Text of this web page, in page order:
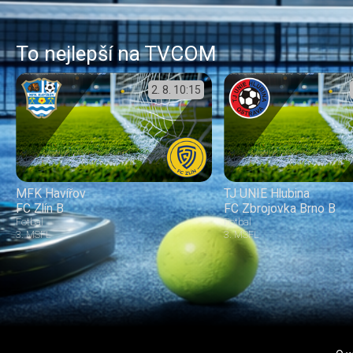
To nejlepší na TVCOM
2. 8. 10:15
MFK Havířov
FC Zlín B
Fotbal
3. MSFL
TJ UNIE Hlubina
FC Zbrojovka Brno B
Fotbal
3. MSFL